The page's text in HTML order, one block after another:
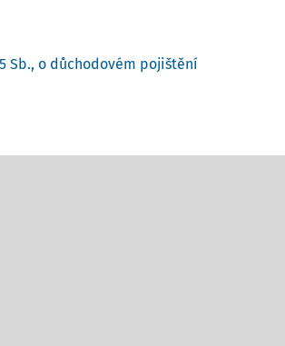
Sb., o důchodovém pojištění